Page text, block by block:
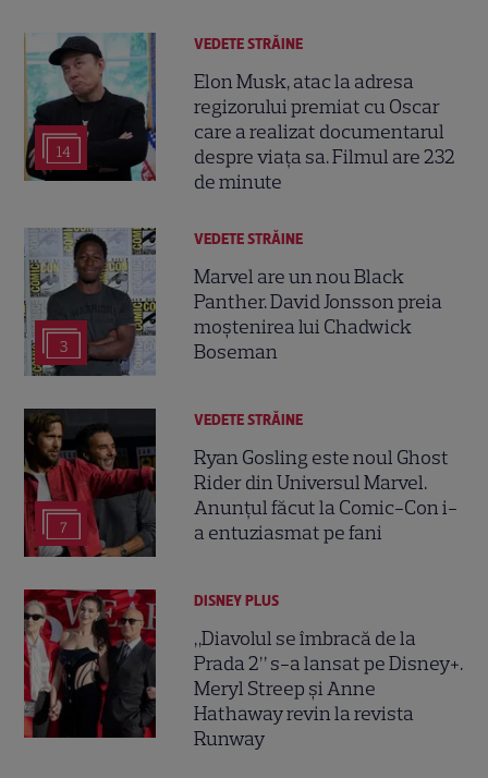
14
VEDETE STRĂINE
Elon Musk, atac la adresa
regizorului premiat cu Oscar
care a realizat documentarul
despre viața sa. Filmul are 232
de minute
3
VEDETE STRĂINE
Marvel are un nou Black
Panther. David Jonsson preia
moștenirea lui Chadwick
Boseman
7
VEDETE STRĂINE
Ryan Gosling este noul Ghost
Rider din Universul Marvel.
Anunțul făcut la Comic-Con i-
a entuziasmat pe fani
DISNEY PLUS
„Diavolul se îmbracă de la
Prada 2” s-a lansat pe Disney+.
Meryl Streep și Anne
Hathaway revin la revista
Runway